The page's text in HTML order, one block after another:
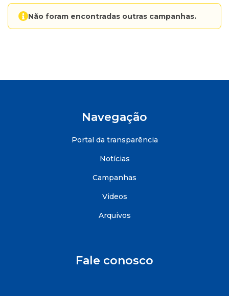
Não foram encontradas outras campanhas.
Navegação
Portal da transparência
Notícias
Campanhas
Videos
Arquivos
Fale conosco